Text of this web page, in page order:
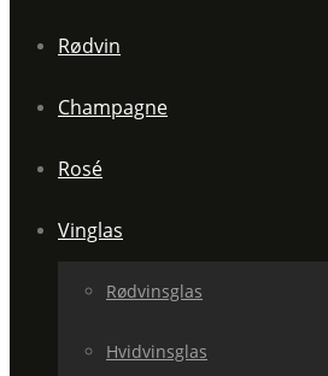
Rødvin
Champagne
Rosé
Vinglas
Rødvinsglas
Hvidvinsglas